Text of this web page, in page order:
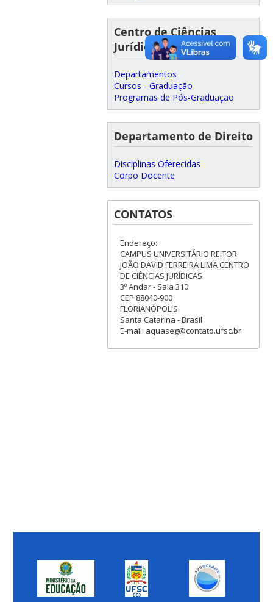
Centro de Ciências
Jurídicas
Departamentos
Cursos - Graduação
Programas de Pós-Graduação
Departamento de Direito
Disciplinas Oferecidas
Corpo Docente
CONTATOS
Endereço:
CAMPUS UNIVERSITÁRIO REITOR
JOÃO DAVID FERREIRA LIMA CENTRO
DE CIÊNCIAS JURÍDICAS
3º Andar - Sala 310
CEP 88040-900
FLORIANÓPOLIS
Santa Catarina - Brasil
E-mail: aquaseg@contato.ufsc.br